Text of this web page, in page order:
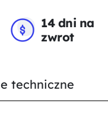
14 dni na
zwrot
techniczne